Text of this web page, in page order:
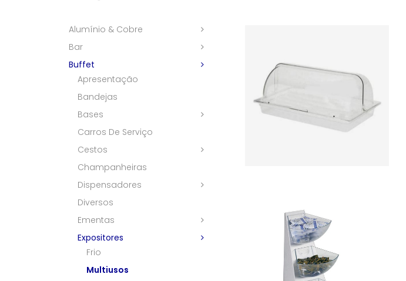
Alumínio & Cobre
Bar
Buffet
Apresentação
Bandejas
Bases
Carros De Serviço
Cestos
Champanheiras
Dispensadores
Diversos
Ementas
Expositores
Frio
Multiusos